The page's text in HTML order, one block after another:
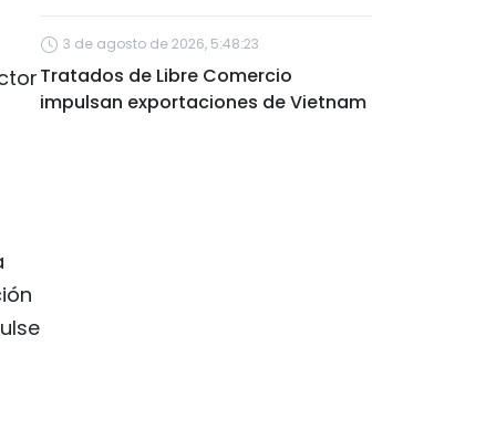
3 de agosto de 2026, 5:48:23
Tratados de Libre Comercio
impulsan exportaciones de Vietnam